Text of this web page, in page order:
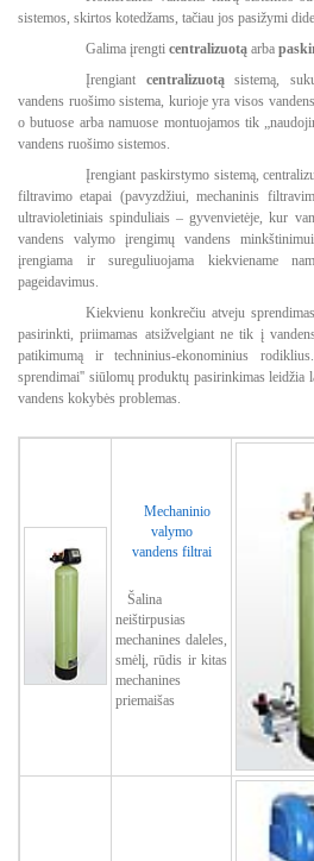
sistemos, skirtos kotedžams, tačiau jos pasižymi
Galima įrengticentralizuotą arba
Įrengiant centralizuotąsistemą,
vandens ruošimo sistema, kurioje yra visos
o butuose arba namuose montuojamos tik
vandens ruošimo sistemos.
Įrengiant paskirstymo sistemą,
filtravimo etapai (pavyzdžiui, mechaninis
ultravioletiniais spinduliais – gyvenvietėje, kur
vandens valymo įrengimų vandens
įrengiama ir sureguliuojama kiekviename
pageidavimus.
Kiekvienu konkrečiu atveju
pasirinkti, priimamas atsižvelgiant ne tik į
patikimumą ir techninius-ekonominius
sprendimai'' siūlomų produktų pasirinkimas leidžia
vandens kokybės problemas.
Mechaninio
valymo
vandens filtrai
Šalina
neištirpusias
mechanines daleles,
smėlį, rūdis ir kitas
mechaninеs
priemaišas